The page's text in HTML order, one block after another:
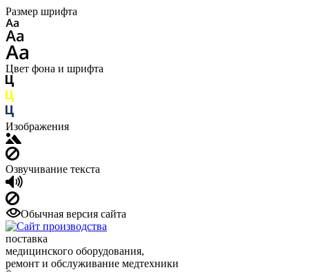
Размер шрифта
Цвет фона и шрифта
Изображения
Озвучивание текста
Обычная версия сайта
поставка
медицинского оборудования,
ремонт и обслуживание медтехники